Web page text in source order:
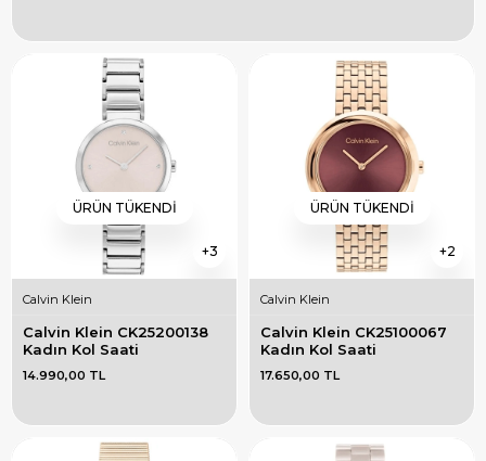
3
ÜRÜN TÜKENDI
Calvin Klein
Calvin Klein CK25200138
Kadın Kol Saati
14.990,00 TL
2
ÜRÜN TÜKENDI
Calvin Klein
Calvin Klein CK25100067
Kadın Kol Saati
17.650,00 TL